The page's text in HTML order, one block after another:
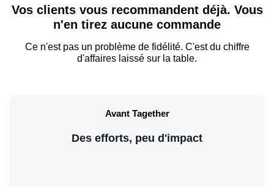
Vos clients vous recommandent déjà. Vous
n'en tirez aucune commande
Ce n'est pas un problème de fidélité. C'est du chiffre
d'affaires laissé sur la table.
Avant Tagether
Des efforts, peu d'impact